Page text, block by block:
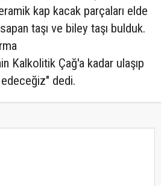
kap kacak parçaları elde
taşı ve biley taşı bulduk.
Kalkolitik Çağ'a kadar ulaşıp
edeceğiz" dedi.